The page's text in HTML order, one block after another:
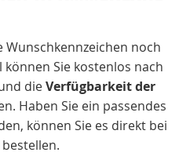
Wunschkennzeichen noch
Sie kostenlos nach
dieVerfügbarkeit der
Haben Sie ein passendes
können Sie es direkt bei